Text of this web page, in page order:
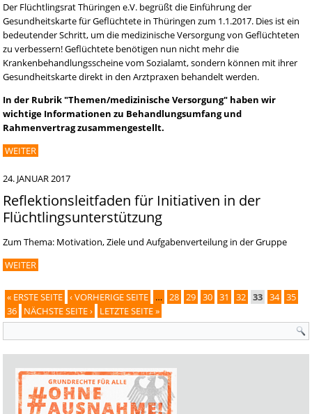
Der Flüchtlingsrat Thüringen e.V. begrüßt die Einführung der
Gesundheitskarte für Geflüchtete in Thüringen zum 1.1.2017. Dies ist ein
bedeutender Schritt, um die medizinische Versorgung von Geflüchteten
zu verbessern! Geflüchtete benötigen nun nicht mehr die
Krankenbehandlungsscheine vom Sozialamt, sondern können mit ihrer
Gesundheitskarte direkt in den Arztpraxen behandelt werden.
In der Rubrik "Themen/medizinische Versorgung" haben wir
wichtige Informationen zu Behandlungsumfang und
Rahmenvertrag zusammengestellt.
WEITER
24. JANUAR 2017
Reflektionsleitfaden für Initiativen in der
Flüchtlingsunterstützung
Zum Thema: Motivation, Ziele und Aufgabenverteilung in der Gruppe
WEITER
Seiten
« ERSTE SEITE ‹ VORHERIGE SEITE … 28 29 30 31 32 33 34 35
36
NÄCHSTE SEITE › LETZTE SEITE »
Suchformular